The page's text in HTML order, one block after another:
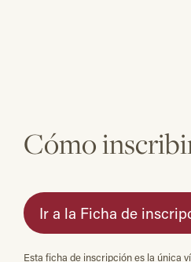
Cómo
Ir a la Ficha de
Esta ficha de inscripción es la única